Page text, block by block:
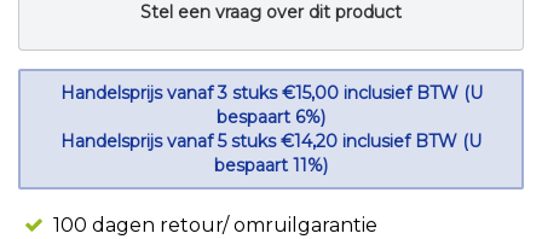
Stel een vraag over dit product
Handelsprijs vanaf 3 stuks €15,00 inclusief BTW (U
bespaart 6%)
Handelsprijs vanaf 5 stuks €14,20 inclusief BTW (U
bespaart 11%)
100 dagen retour/ omruilgarantie